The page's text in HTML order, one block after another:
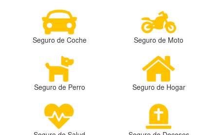
Seguro de Coche Seguro de Moto
Seguro de Perro Seguro de Hogar